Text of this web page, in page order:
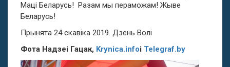
Маці Беларусь! Разам мы пераможам! Жыве
Беларусь!
Прынята 24 скавіка 2019. Дзень Волі
Фота Надзеі Гацак, Krynica.infoі Telegraf.by